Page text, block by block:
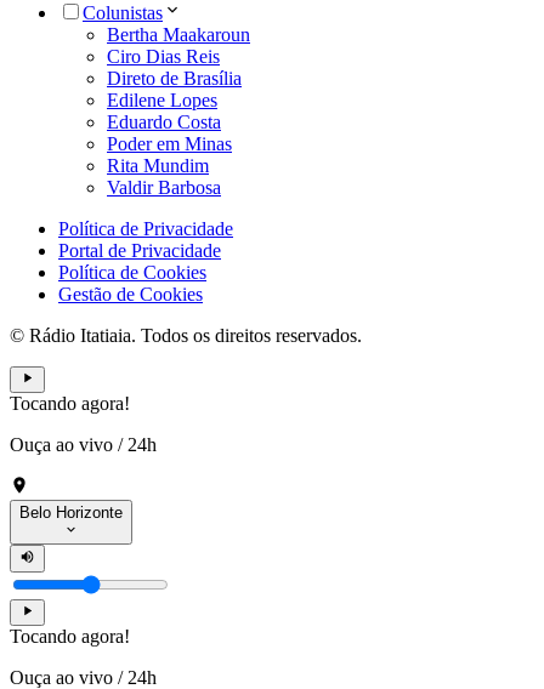
Colunistas
Bertha Maakaroun
Ciro Dias Reis
Direto de Brasília
Edilene Lopes
Eduardo Costa
Poder em Minas
Rita Mundim
Valdir Barbosa
Política de Privacidade
Portal de Privacidade
Política de Cookies
Gestão de Cookies
© Rádio Itatiaia. Todos os direitos reservados.
Tocando agora!
Ouça ao vivo / 24h
Belo Horizonte
Tocando agora!
Ouça ao vivo / 24h